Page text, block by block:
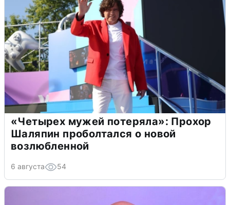
«Четырех мужей потеряла»: Прохор
Шаляпин проболтался о новой
возлюбленной
6 августа 54